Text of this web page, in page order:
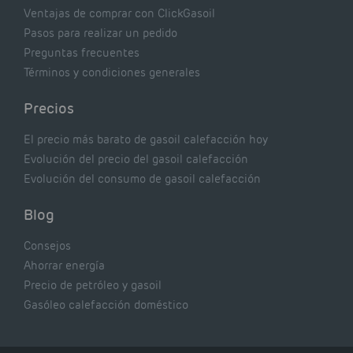
Ventajas de comprar con ClickGasoil
Pasos para realizar un pedido
Preguntas frecuentes
Términos y condiciones generales
Precios
El precio más barato de gasoil calefacción hoy
Evolución del precio del gasoil calefacción
Evolución del consumo de gasoil calefacción
Blog
Consejos
Ahorrar energía
Precio de petróleo y gasoil
Gasóleo calefacción doméstico